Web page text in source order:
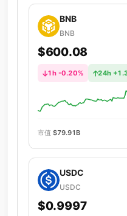
BNB
BNB
$600.08
1h -0.20% 24h
市值 $79.91B
USDC
USDC
$0.9997